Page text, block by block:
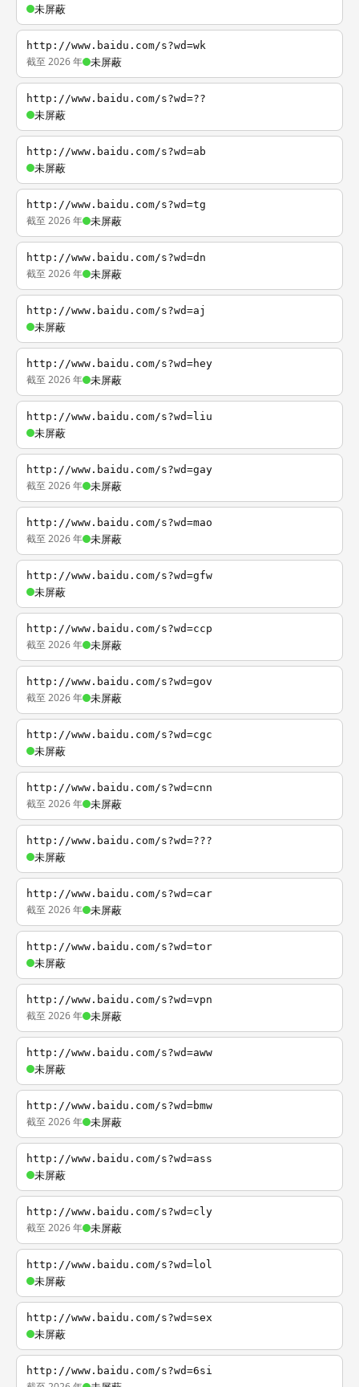
未屏蔽
http://www.baidu.com/s?wd=wk
截至 2026 年 未屏蔽
http://www.baidu.com/s?wd=??
未屏蔽
http://www.baidu.com/s?wd=ab
未屏蔽
http://www.baidu.com/s?wd=tg
截至 2026 年 未屏蔽
http://www.baidu.com/s?wd=dn
截至 2026 年 未屏蔽
http://www.baidu.com/s?wd=aj
未屏蔽
http://www.baidu.com/s?wd=hey
截至 2026 年 未屏蔽
http://www.baidu.com/s?wd=liu
未屏蔽
http://www.baidu.com/s?wd=gay
截至 2026 年 未屏蔽
http://www.baidu.com/s?wd=mao
截至 2026 年 未屏蔽
http://www.baidu.com/s?wd=gfw
未屏蔽
http://www.baidu.com/s?wd=ccp
截至 2026 年 未屏蔽
http://www.baidu.com/s?wd=gov
截至 2026 年 未屏蔽
http://www.baidu.com/s?wd=cgc
未屏蔽
http://www.baidu.com/s?wd=cnn
截至 2026 年 未屏蔽
http://www.baidu.com/s?wd=???
未屏蔽
http://www.baidu.com/s?wd=car
截至 2026 年 未屏蔽
http://www.baidu.com/s?wd=tor
未屏蔽
http://www.baidu.com/s?wd=vpn
截至 2026 年 未屏蔽
http://www.baidu.com/s?wd=aww
未屏蔽
http://www.baidu.com/s?wd=bmw
截至 2026 年 未屏蔽
http://www.baidu.com/s?wd=ass
未屏蔽
http://www.baidu.com/s?wd=cly
截至 2026 年 未屏蔽
http://www.baidu.com/s?wd=lol
未屏蔽
http://www.baidu.com/s?wd=sex
未屏蔽
http://www.baidu.com/s?wd=6si